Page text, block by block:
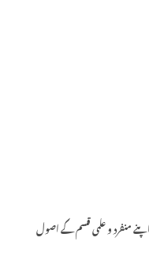
منفرد و علمی قسم کے اصول